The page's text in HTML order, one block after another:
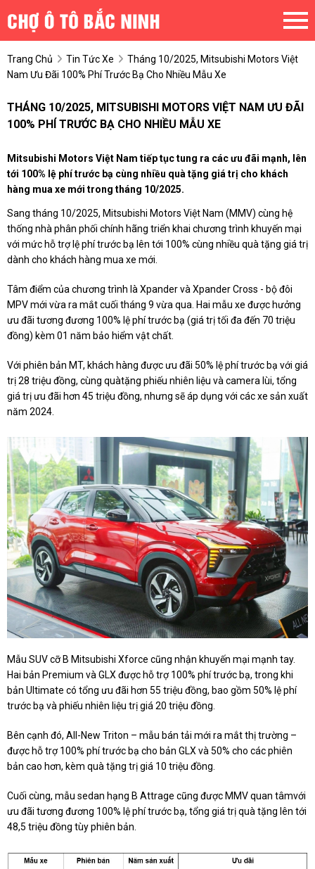
Trang Chủ Tin Tức Xe
Tháng 10/2025, Mitsubishi Motors Việt
Nam Ưu Đãi 100% Phí Trước Bạ Cho Nhiều Mẫu Xe
THÁNG 10/2025, MITSUBISHI MOTORS VIỆT NAM ƯU ĐÃI
100% PHÍ TRƯỚC BẠ CHO NHIỀU MẪU XE
Mitsubishi Motors Việt Nam tiếp tục tung ra các ưu đãi mạnh, lên
tới 100% lệ phí trước bạ cùng nhiều quà tặng giá trị cho khách
hàng mua xe mới trong tháng 10/2025.
Sang tháng 10/2025, Mitsubishi Motors Việt Nam (MMV) cùng hệ
thống nhà phân phối chính hãng triển khai chương trình khuyến mại
với mức hỗ trợ lệ phí trước bạ lên tới 100% cùng nhiều quà tặng giá trị
dành cho khách hàng mua xe mới.
Tâm điểm của chương trình là Xpander và Xpander Cross - bộ đôi
MPV mới vừa ra mắt cuối tháng 9 vừa qua. Hai mẫu xe được hưởng
ưu đãi tương đương 100% lệ phí trước bạ (giá trị tối đa đến 70 triệu
đồng) kèm 01 năm bảo hiểm vật chất.
Với phiên bản MT, khách hàng được ưu đãi 50% lệ phí trước bạ với giá
trị 28 triệu đồng, cùng quàtặng phiếu nhiên liệu và camera lùi, tổng
giá trị ưu đãi hơn 45 triệu đồng, nhưng sẽ áp dụng với các xe sản xuất
năm 2024.
Mẫu SUV cỡ B Mitsubishi Xforce cũng nhận khuyến mại mạnh tay.
Hai bản Premium và GLX được hỗ trợ 100% phí trước bạ, trong khi
bản Ultimate có tổng ưu đãi hơn 55 triệu đồng, bao gồm 50% lệ phí
trước bạ và phiếu nhiên liệu trị giá 20 triệu đồng.
Bên cạnh đó, All-New Triton – mẫu bán tải mới ra mắt thị trường –
được hỗ trợ 100% phí trước bạ cho bản GLX và 50% cho các phiên
bản cao hơn, kèm quà tặng trị giá 10 triệu đồng.
Cuối cùng, mẫu sedan hạng B Attrage cũng được MMV quan tâmvới
ưu đãi tương đương 100% lệ phí trước bạ, tổng giá trị quà tặng lên tới
48,5 triệu đồng tùy phiên bản.